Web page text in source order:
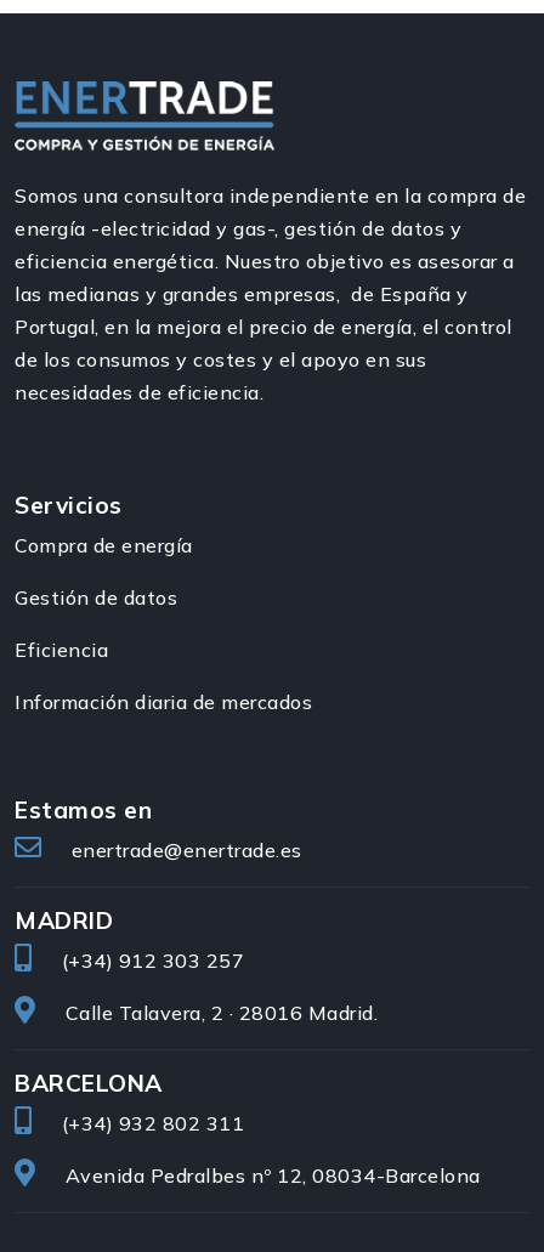
Somos una consultora independiente en la compra de
energía -electricidad y gas-, gestión de datos y
eficiencia energética. Nuestro objetivo es asesorar a
las medianas y grandes empresas, de España y
Portugal, en la mejora el precio de energía, el control
de los consumos y costes y el apoyo en sus
necesidades de eficiencia.
Servicios
Compra de energía
Gestión de datos
Eficiencia
Información diaria de mercados
Estamos en
enertrade@enertrade.es
MADRID
(+34) 912 303 257
Calle Talavera, 2 · 28016 Madrid.
BARCELONA
(+34) 932 802 311
Avenida Pedralbes nº 12, 08034-Barcelona